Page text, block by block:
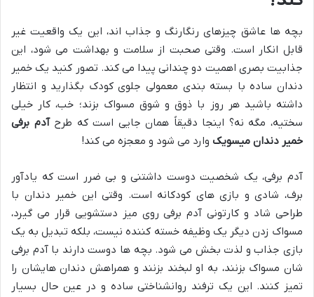
بچه ها عاشق چیزهای رنگارنگ و جذاب اند، این یک واقعیت غیر
قابل انکار است. وقتی صحبت از سلامت و بهداشت می شود، این
جذابیت بصری اهمیت دو چندانی پیدا می کند. تصور کنید یک خمیر
دندان ساده با بسته بندی معمولی جلوی کودک بگذارید و انتظار
داشته باشید هر روز با ذوق و شوق مسواک بزند؛ خب، کار خیلی
سختیه، مگه نه؟ اینجا دقیقاً همان جایی است که طرحآدم برفی
خمیر دندان میسویک وارد می شود و معجزه می کند!
آدم برفی، یک شخصیت دوست داشتنی و بی ضرر است که یادآور
برف، شادی و بازی های کودکانه است. وقتی این خمیر دندان با
طراحی شاد و کارتونی آدم برفی روی میز دستشویی قرار می گیرد،
مسواک زدن دیگر یک وظیفه خسته کننده نیست، بلکه تبدیل به یک
بازی جذاب و لذت بخش می شود. بچه ها دوست دارند با آدم برفی
شان مسواک بزنند، به او لبخند بزنند و همراهش دندان هایشان را
تمیز کنند. این یک ترفند روانشناختی ساده و در عین حال بسیار